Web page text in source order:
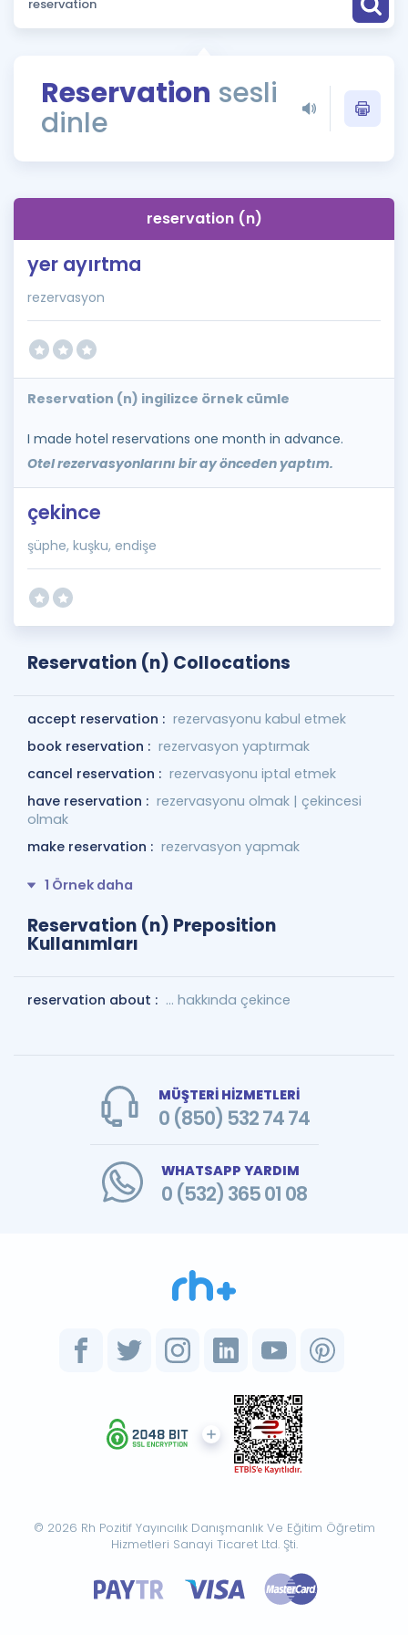
ÖSYM Sınav Takvimi
Kampanyalar
İngilizce Gramer
Reservation sesli
dinle
reservation (n)
yer ayırtma
rezervasyon
Reservation (n) ingilizce örnek cümle
I made hotel reservations one month in advance.
Otel rezervasyonlarını bir ay önceden yaptım.
çekince
şüphe, kuşku, endişe
Reservation (n) Collocations
accept reservation : rezervasyonu kabul etmek
book reservation : rezervasyon yaptırmak
cancel reservation : rezervasyonu iptal etmek
have reservation : rezervasyonu olmak | çekincesi
olmak
make reservation : rezervasyon yapmak
1 Örnek daha
Reservation (n) Preposition
Kullanımları
reservation about : ... hakkında çekince
MÜŞTERİ HİZMETLERİ
0 (850) 532 74 74
WHATSAPP YARDIM
0 (532) 365 01 08
© 2026 Rh Pozitif Yayıncılık Danışmanlık Ve Eğitim Öğretim
Hizmetleri Sanayi Ticaret Ltd. Şti.